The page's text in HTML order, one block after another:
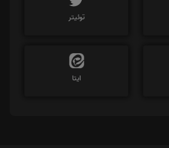
توئیتر
ایتا